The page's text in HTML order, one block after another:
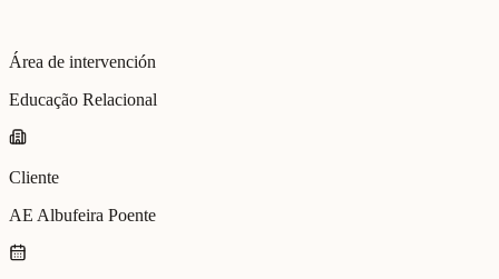
Área de intervención
Educação Relacional
Cliente
AE Albufeira Poente